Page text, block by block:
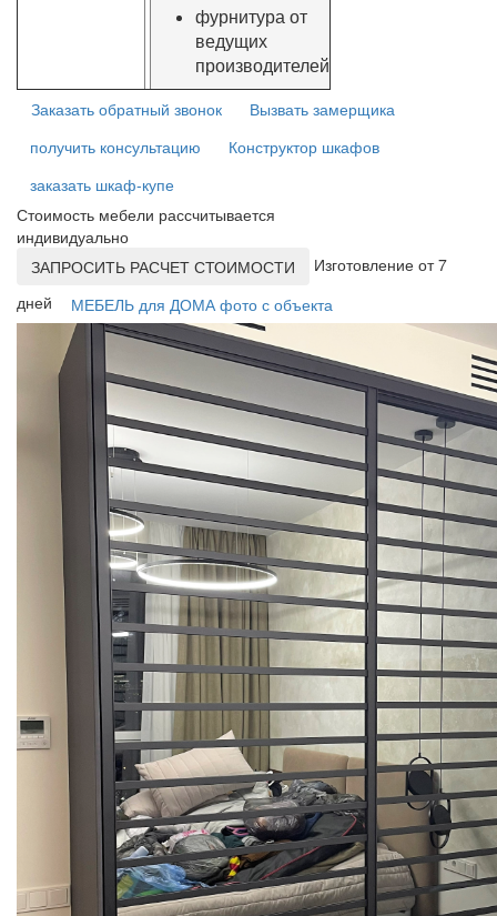
фурнитура от
ведущих
производителей
Заказать обратный звонок
Вызвать замерщика
получить консультацию
Конструктор шкафов
заказать шкаф-купе
Стоимость мебели рассчитывается
индивидуально
ЗАПРОСИТЬ РАСЧЕТ СТОИМОСТИ
Изготовление от 7
дней
МЕБЕЛЬ для ДОМА фото с объекта